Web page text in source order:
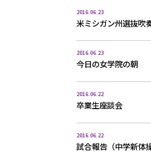
2016.06.23
米ミシガン州選抜吹
2016.06.23
今日の女学院の朝
2016.06.22
卒業生座談会
2016.06.22
試合報告（中学新体